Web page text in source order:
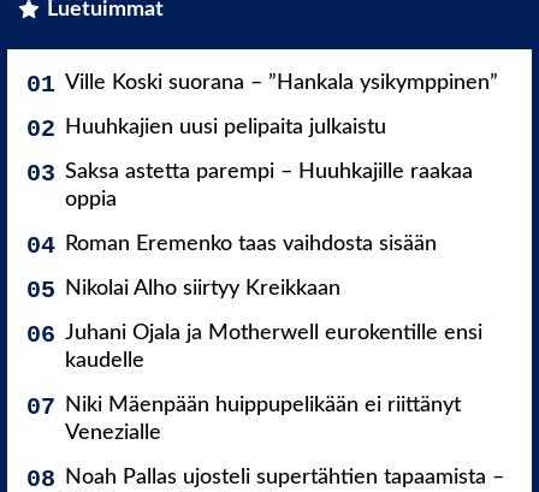
Luetuimmat
Ville Koski suorana – ”Hankala ysikymppinen”
Huuhkajien uusi pelipaita julkaistu
Saksa astetta parempi – Huuhkajille raakaa
oppia
Roman Eremenko taas vaihdosta sisään
Nikolai Alho siirtyy Kreikkaan
Juhani Ojala ja Motherwell eurokentille ensi
kaudelle
Niki Mäenpään huippupelikään ei riittänyt
Venezialle
Noah Pallas ujosteli supertähtien tapaamista –